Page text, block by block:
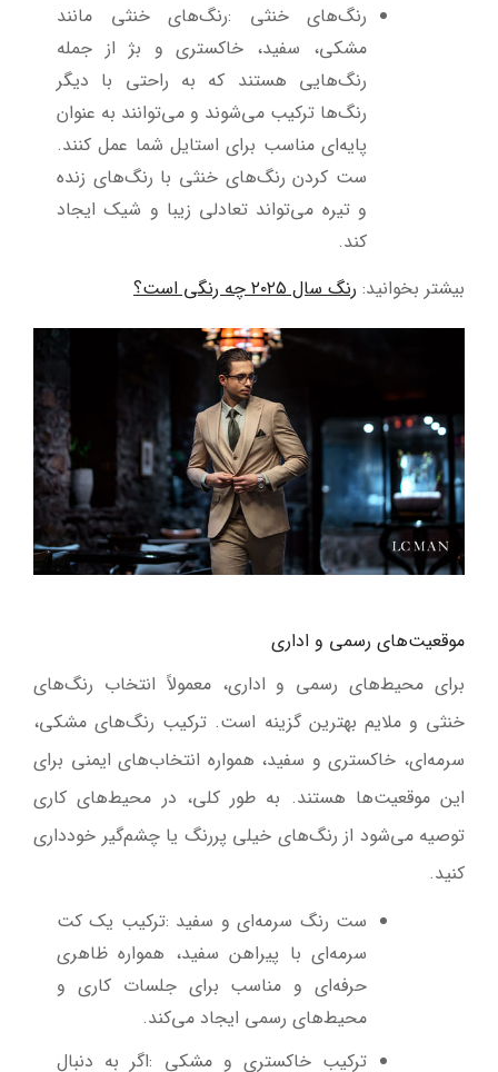
رنگ‌های خنثی :رنگ‌های خنثی مانند
مشکی، سفید، خاکستری و بژ از جمله
رنگ‌هایی هستند که به راحتی با دیگر
رنگ‌ها ترکیب می‌شوند و می‌توانند به عنوان
پایه‌ای مناسب برای استایل شما عمل کنند.
ست کردن رنگ‌های خنثی با رنگ‌های زنده
و تیره می‌تواند تعادلی زیبا و شیک ایجاد
کند.
بیشتر بخوانید: رنگ سال ۲۰۲۵ چه رنگی است؟
موقعیت‌های رسمی و اداری
برای محیط‌های رسمی و اداری، معمولاً انتخاب رنگ‌های
خنثی و ملایم بهترین گزینه است. ترکیب رنگ‌های مشکی،
سرمه‌ای، خاکستری و سفید، همواره انتخاب‌های ایمنی برای
این موقعیت‌ها هستند. به طور کلی، در محیط‌های کاری
توصیه می‌شود از رنگ‌های خیلی پررنگ یا چشم‌گیر خودداری
کنید.
ست رنگ سرمه‌ای و سفید :ترکیب یک کت
سرمه‌ای با پیراهن سفید، همواره ظاهری
حرفه‌ای و مناسب برای جلسات کاری و
محیط‌های رسمی ایجاد می‌کند.
ترکیب خاکستری و مشکی :اگر به دنبال